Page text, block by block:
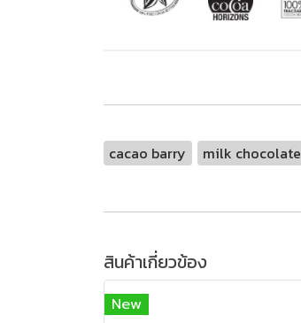
cacao barry milk chocolate
สินค้าเกี่ยวข้อง
New